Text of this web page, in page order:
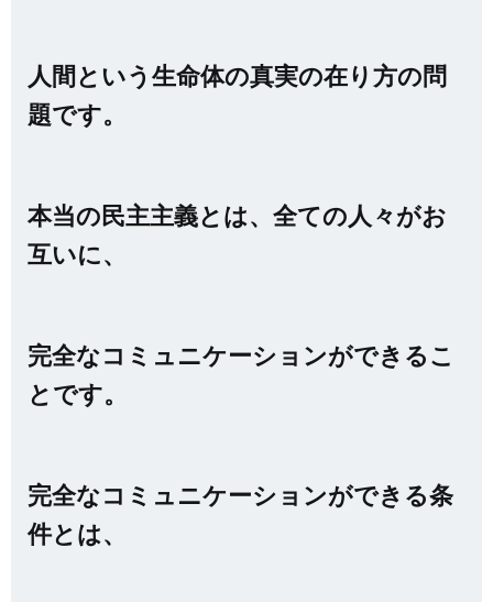
人間という生命体の真実の在り方の問
題です。
本当の民主主義とは、全ての人々がお
互いに、
完全なコミュニケーションができるこ
とです。
完全なコミュニケーションができる条
件とは、